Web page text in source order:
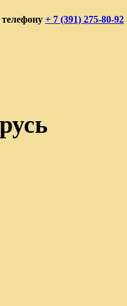
+ 7 (391) 275-80-92